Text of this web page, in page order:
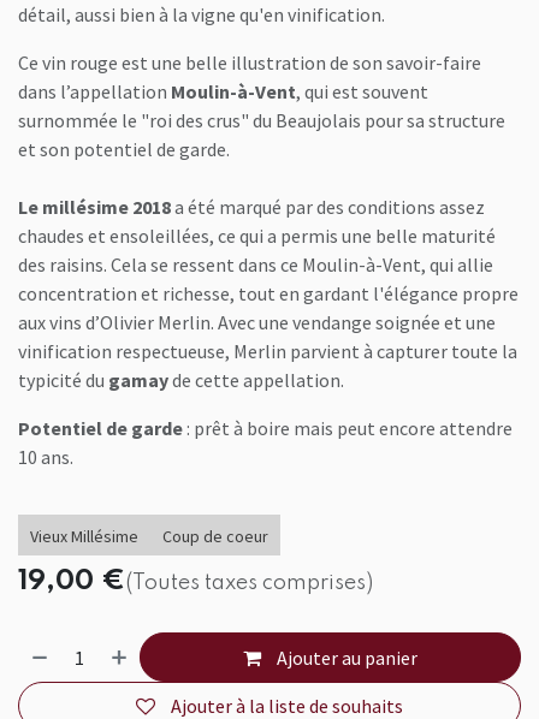
détail, aussi bien à la vigne qu'en vinification.
Ce vin rouge est une belle illustration de son savoir-faire
dans l’appellation Moulin-à-Vent, qui est souvent
surnommée le "roi des crus" du Beaujolais pour sa structure
et son potentiel de garde.
Le millésime 2018a été marqué par des conditions assez
chaudes et ensoleillées, ce qui a permis une belle maturité
des raisins. Cela se ressent dans ce Moulin-à-Vent, qui allie
concentration et richesse, tout en gardant l'élégance propre
aux vins d’Olivier Merlin. Avec une vendange soignée et une
vinification respectueuse, Merlin parvient à capturer toute la
typicité du gamayde cette appellation.
Potentiel de garde : prêt à boire mais peut encore attendre
10 ans.
Vieux Millésime Coup de coeur
19,00 €(Toutes taxes comprises)
Ajouter au panier
Ajouter à la liste de souhaits